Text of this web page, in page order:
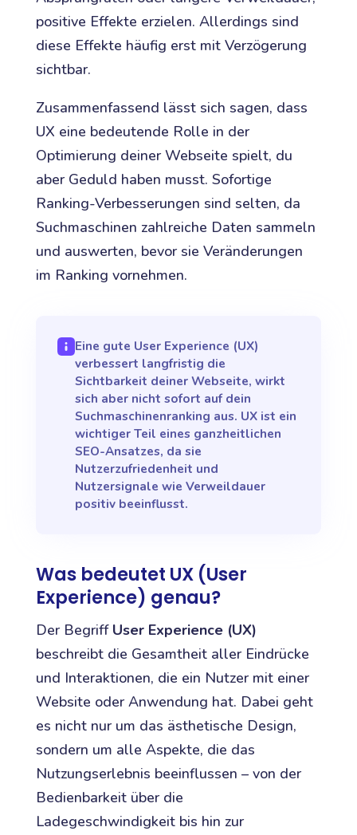
positive Effekte erzielen. Allerdings sind
diese Effekte häufig erst mit Verzögerung
sichtbar.
Zusammenfassend lässt sich sagen, dass
UX eine bedeutende Rolle in der
Optimierung deiner Webseite spielt, du
aber Geduld haben musst. Sofortige
Ranking-Verbesserungen sind selten, da
Suchmaschinen zahlreiche Daten sammeln
und auswerten, bevor sie Veränderungen
im Ranking vornehmen.
Eine gute User Experience (UX)
verbessert langfristig die
Sichtbarkeit deiner Webseite, wirkt
sich aber nicht sofort auf dein
Suchmaschinenranking aus. UX ist ein
wichtiger Teil eines ganzheitlichen
SEO-Ansatzes, da sie
Nutzerzufriedenheit und
Nutzersignale wie Verweildauer
positiv beeinflusst.
Was bedeutet UX (User
Experience) genau?
Der Begriff User Experience (UX)
beschreibt die Gesamtheit aller Eindrücke
und Interaktionen, die ein Nutzer mit einer
Website oder Anwendung hat. Dabei geht
es nicht nur um das ästhetische Design,
sondern um alle Aspekte, die das
Nutzungserlebnis beeinflussen – von der
Bedienbarkeit über die
Ladegeschwindigkeit bis hin zur